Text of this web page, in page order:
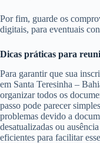
Por fim, guarde os
digitais, para eventuais
Dicas práticas para
Para garantir que sua
em Santa Teresinha –
organizar todos os
passo pode parecer
problemas devido a
desatualizadas ou
eficientes para facilitar